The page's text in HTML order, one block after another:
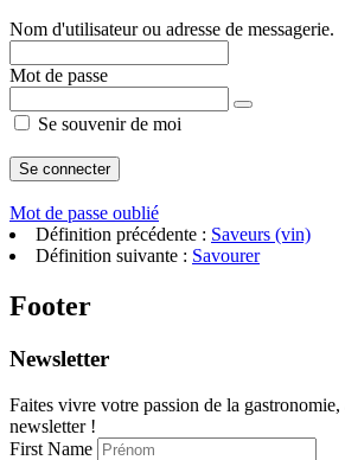
Nom d'utilisateur ou adresse de messagerie.
Mot de passe
Se souvenir de moi
Mot de passe oublié
Définition précédente : Saveurs (vin)
Définition suivante : Savourer
Footer
Newsletter
Faites vivre votre passion de la
newsletter !
First Name